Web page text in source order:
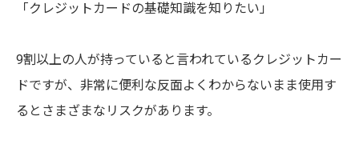
「クレジットカードの基礎知識を知りたい」
9割以上の人が持っていると言われているクレジットカー
ドですが、非常に便利な反面よくわからないまま使用す
るとさまざまなリスクがあります。